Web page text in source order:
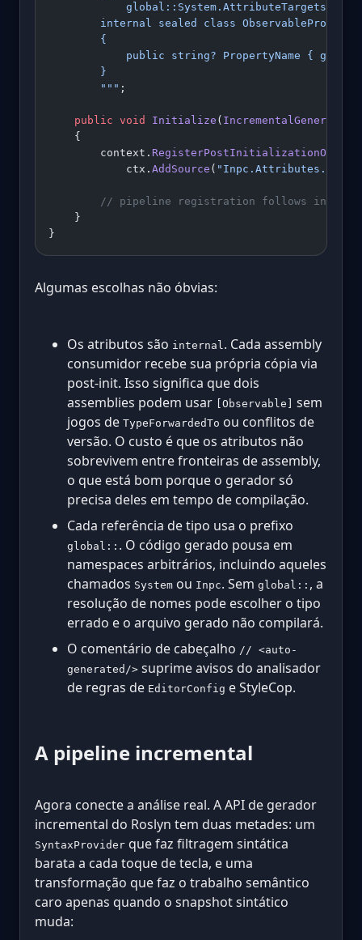
internal sealed class
        {
public string? PropertyName { get;
        }
        """
;
    public
void Initialize (
    {
        context.
RegisterPostInitializationOutput
            ctx.
AddSource ( "Inpc.Attributes.g.cs"
// pipeline registration follows in the
    }
}
Algumas escolhas não óbvias:
Os atributos são internal. Cada assembly
consumidor recebe sua própria cópia via
post-init. Isso significa que dois
assemblies podem usar
[Observable]
sem
jogos de TypeForwardedTo ou conflitos de
versão. O custo é que os atributos não
sobrevivem entre fronteiras de assembly,
o que está bom porque o gerador só
precisa deles em tempo de compilação.
Cada referência de tipo usa o prefixo
global:: . O código gerado pousa em
namespaces arbitrários, incluindo aqueles
chamados System ou Inpc. Sem global:: , a
resolução de nomes pode escolher o tipo
errado e o arquivo gerado não compilará.
O comentário de cabeçalho // <auto-
generated/> suprime avisos do analisador
de regras de EditorConfig e StyleCop.
A pipeline incremental
Agora conecte a análise real. A API de gerador
incremental do Roslyn tem duas metades: um
SyntaxProvider que faz filtragem sintática
barata a cada toque de tecla, e uma
transformação que faz o trabalho semântico
caro apenas quando o snapshot sintático
muda: